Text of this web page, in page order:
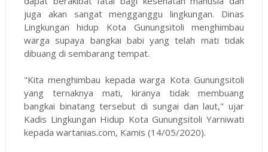
juga akan sangat mengganggu lingkungan. Dinas
Lingkungan hidup Kota Gunungsitoli menghimbau
warga supaya bangkai babi yang telah mati tidak
dibuang di sembarang tempat.
"Kita menghimbau kepada warga Kota Gunungsitoli
yang ternaknya mati, kiranya tidak membuang
bangkai binatang tersebut di sungai dan laut," ujar
Kadis Lingkungan Hidup Kota Gunungsitoli Yarniwati
kepada wartanias.com, Kamis (14/05/2020).